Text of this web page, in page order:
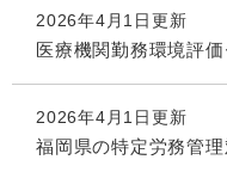
2026年4月1日更新
医療機関勤務環境評
2026年4月1日更新
福岡県の特定労務管